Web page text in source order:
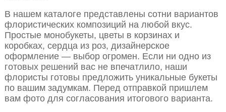
В нашем каталоге представлены сотни вариантов
флористических композиций на любой вкус.
Простые монобукеты, цветы в корзинах и
коробках, сердца из роз, дизайнерское
оформление — выбор огромен. Если ни одно из
готовых решений вас не впечатлило, наши
флористы готовы предложить уникальные букеты
по вашим задумкам. Перед отправкой пришлем
вам фото для согласования итогового варианта.